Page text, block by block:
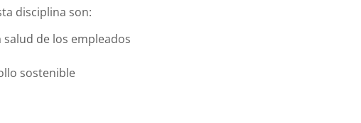
disciplina son:
de los empleados
sostenible